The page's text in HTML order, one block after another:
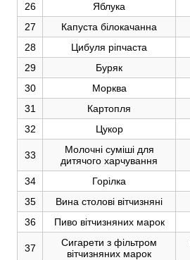
26
Яблука
27
Капуста білокачанна
28
Цибуля ріпчаста
29
Буряк
30
Морква
31
Картопля
32
Цукор
33
Молочні суміші для
дитячого харчування
34 Горілка
35
Вина столові вітчизняні
36
Пиво вітчизняних марок
37
Сигарети з фільтром
вітчизняних марок